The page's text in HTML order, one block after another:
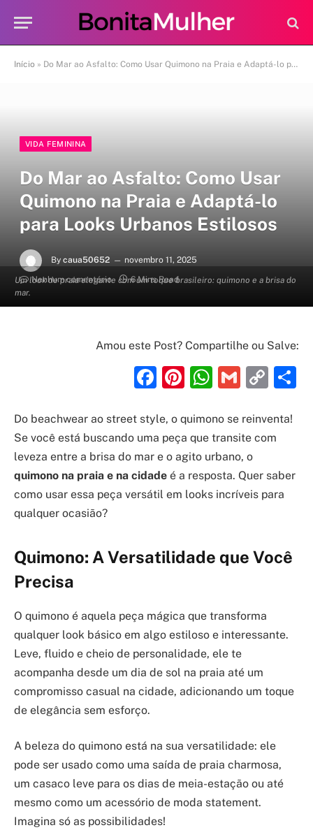
Início » Do Mar ao Asfalto: Como Usar Quimono na Praia e Adaptá-lo para Looks Urbanos Estilosos
Um look de praia elegante com um toque brasileiro: quimono e a brisa do
mar.
VIDA FEMININA
Do Mar ao Asfalto: Como Usar
Quimono na Praia e Adaptá-lo
para Looks Urbanos Estilosos
By caua50652
novembro 11, 2025
Nenhum comentário
6 Mins Read
Amou este Post? Compartilhe ou Salve:
Facebook
Pinterest
Gmail
Do beachwear ao street style, o quimono se reinventa!
Se você está buscando uma peça que transite com
leveza entre a brisa do mar e o agito urbano, o
quimono na praia e na cidade é a resposta. Quer saber
como usar essa peça versátil em looks incríveis para
qualquer ocasião?
Quimono: A Versatilidade que Você
Precisa
O quimono é aquela peça mágica que transforma
qualquer look básico em algo estiloso e interessante.
Leve, fluido e cheio de personalidade, ele te
acompanha desde um dia de sol na praia até um
compromisso casual na cidade, adicionando um toque
de elegância sem esforço.
A beleza do quimono está na sua versatilidade: ele
pode ser usado como uma saída de praia charmosa,
um casaco leve para os dias de meia-estação ou até
mesmo como um acessório de moda statement.
Imagina só as possibilidades!